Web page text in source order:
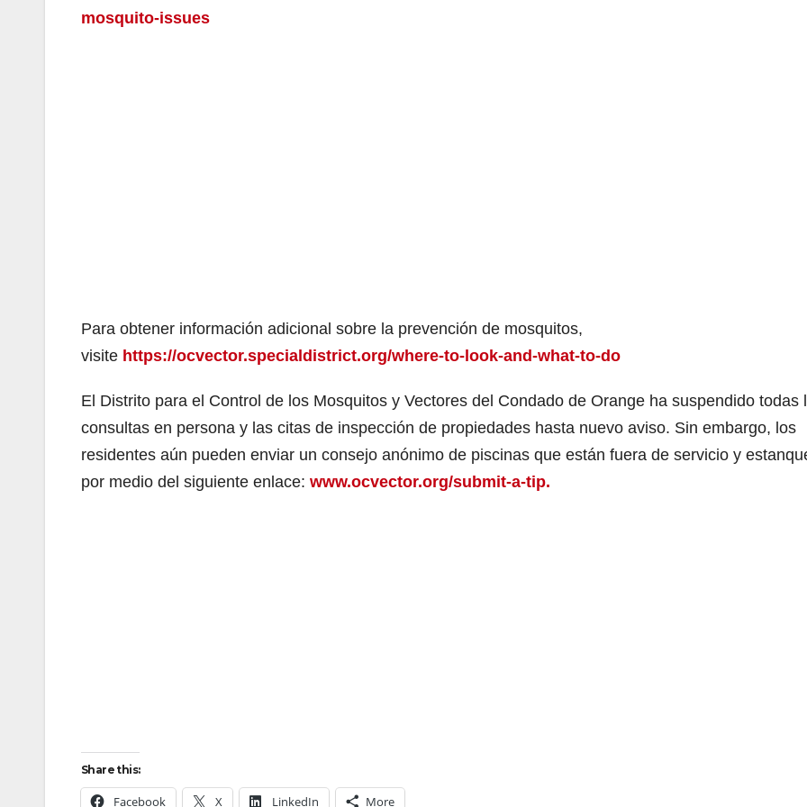
mosquito-issues
Para obtener información adicional sobre la prevención de mosquitos,
visite https://ocvector.specialdistrict.org/where-to-look-and-what-to-do
El Distrito para el Control de los Mosquitos y Vectores del Condado de Orange ha suspendido todas
consultas en persona y las citas de inspección de propiedades hasta nuevo aviso. Sin embargo, los
residentes aún pueden enviar un consejo anónimo de piscinas que están fuera de servicio y
por medio del siguiente enlace: www.ocvector.org/submit-a-tip.
Share this:
Facebook X LinkedIn More